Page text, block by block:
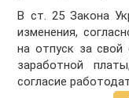
В ст. 25 Закона
изменения,
на отпуск за свой
заработной
согласие